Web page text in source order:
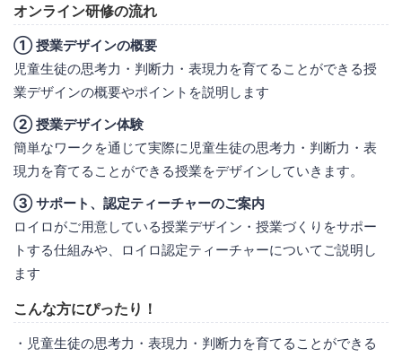
オンライン研修の流れ
① 授業デザインの概要
児童生徒の思考力・判断力・表現力を育てることができる授
業デザインの概要やポイントを説明します
② 授業デザイン体験
簡単なワークを通じて実際に児童生徒の思考力・判断力・表
現力を育てることができる授業をデザインしていきます。
③ サポート、認定ティーチャーのご案内
ロイロがご用意している授業デザイン・授業づくりをサポー
トする仕組みや、ロイロ認定ティーチャーについてご説明し
ます
こんな方にぴったり！
・児童生徒の思考力・表現力・判断力を育てることができる